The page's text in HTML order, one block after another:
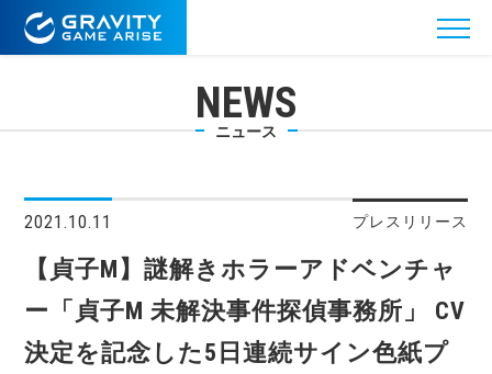
NEWS
ニュース
2021.10.11 プレスリリース
【貞子M】謎解きホラーアドベンチャ
ー「貞子M 未解決事件探偵事務所」 CV
決定を記念した5日連続サイン色紙プ